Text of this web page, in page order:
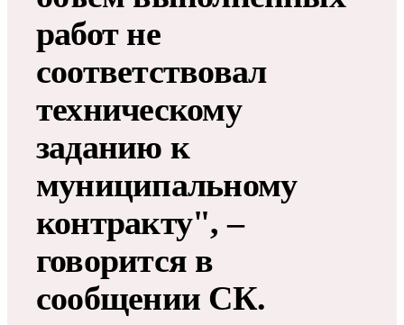
работ не
соответствовал
техническому
заданию к
муниципальному
контракту", –
говорится в
сообщении СК.